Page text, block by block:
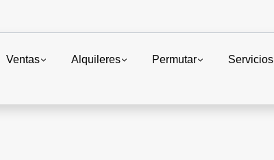
Ventas Alquileres Permutar Servicios